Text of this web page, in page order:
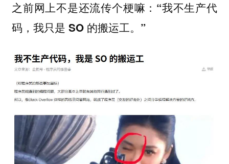
之前网上不是还流传个梗嘛： “我不生产代
码，我只是 SO 的搬运工。”